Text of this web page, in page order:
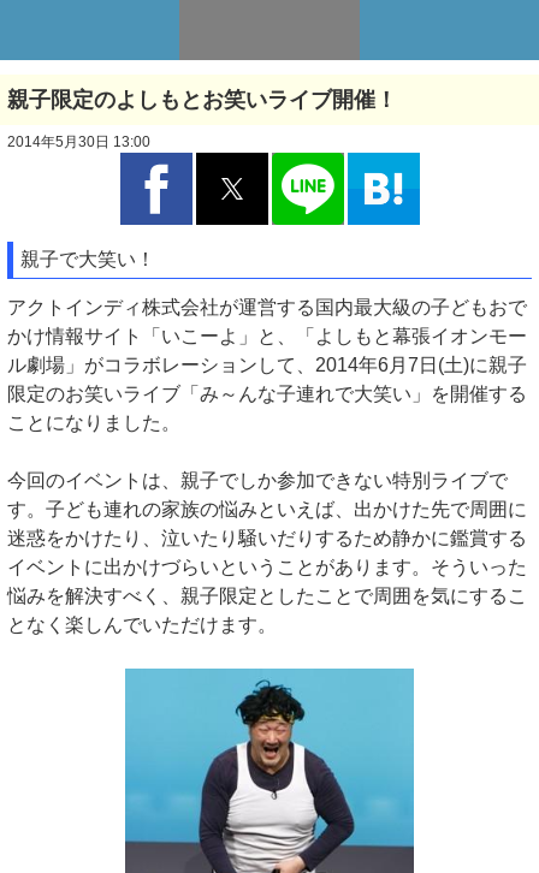
親子限定のよしもとお笑いライブ開催！
2014年5月30日 13:00
親子で大笑い！
アクトインディ株式会社が運営する国内最大級の子どもおで
かけ情報サイト「いこーよ」と、「よしもと幕張イオンモー
ル劇場」がコラボレーションして、2014年6月7日(土)に親子
限定のお笑いライブ「み～んな子連れで大笑い」を開催する
ことになりました。
今回のイベントは、親子でしか参加できない特別ライブで
す。子ども連れの家族の悩みといえば、出かけた先で周囲に
迷惑をかけたり、泣いたり騒いだりするため静かに鑑賞する
イベントに出かけづらいということがあります。そういった
悩みを解決すべく、親子限定としたことで周囲を気にするこ
となく楽しんでいただけます。